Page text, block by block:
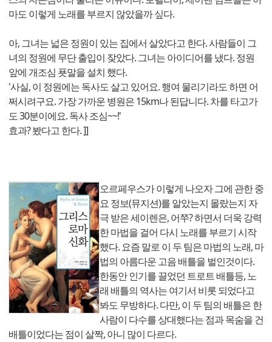
마도 이렇게 노래를 부르지 않았을까 싶다.
아, 그녀는 넓은 정원이 있는 집에서 살았다고 한다. 사람들이 그
녀의 정원에 무단 출입이 잦았다. 그녀는 아이디어를 냈다. 정원
앞에 개조심 푯말을 설치 했다.
'사실, 이 정원에는 독사도 살고 있어요. 행여 물리기라도 하면 어
쩌시려구요. 가장 가까운 병원은 15km나 된답니다. 차를 타고가
도 30분이에요. 독사 조심~~!'
효과? 봤다고 한다. ]]
오르페우스가 이렇게 나오자 그에 관한 중
요 정보(뮤지션)를 알았는지 몰랐는지 자
극 받은 세이렌은, 어쭈? 하면서 더욱 강력
한 마법을 걸어 다시 노래를 부르기 시작
했다. 요즘 말로 이 두 팀은 마법의 노래, 마
법의 아름다운 고음 배틀을 벌인것이다.
한동안 인기를 끌었던 트로트 배틀등, 노
래 배틀의 역사는 여기서 비롯 되었다고
봐도 무방하다. 다만, 이 두 팀의 배틀은 한
사람이 다수를 상대했다는 점과 목숨을 건
배틀이었다는 점이 살짝, 아니 많이 다르다.